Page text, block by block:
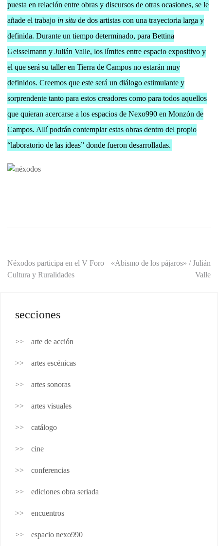
puesta en relación entre obras y discursos de otras ocasiones, se le
añade el trabajo in situ de dos artistas con una trayectoria larga y
definida. Durante un tiempo determinado, para Bettina
Geisselmann y Julián Valle, los límites entre espacio expositivo y
el que será su taller en Tierra de Campos no estarán muy
definidos. Creemos que este será un diálogo estimulante y
sorprendente tanto para estos creadores como para todos aquellos
que quieran acercarse a los espacios de Nexo990 en Monzón de
Campos. Allí podrán contemplar estas obras dentro del propio
“laboratorio de las ideas” donde fueron desarrolladas.
Navegación
Néxodos participa en el V Foro
Cultura y Ruralidades
«Abismo de los pájaros» / Julián
Valle
secciones
arte de acción
artes escénicas
artes sonoras
artes visuales
catálogo
cine
conferencias
ediciones obra seriada
encuentros
espacio nexo990